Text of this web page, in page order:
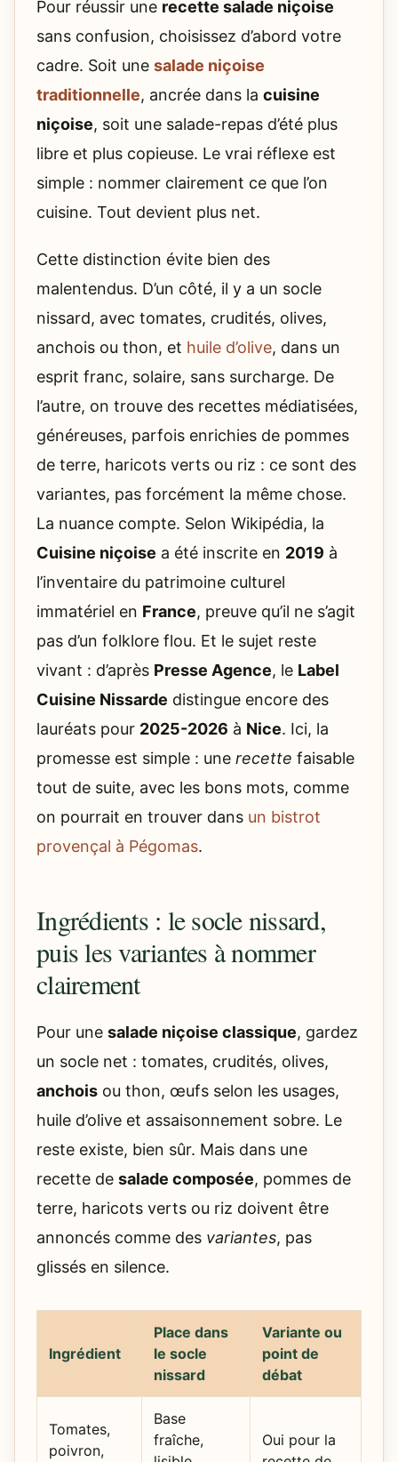
Pour réussir une recette salade niçoise
sans confusion, choisissez d’abord votre
cadre. Soit une salade niçoise
traditionnelle, ancrée dans la cuisine
niçoise, soit une salade-repas d’été plus
libre et plus copieuse. Le vrai réflexe est
simple : nommer clairement ce que l’on
cuisine. Tout devient plus net.
Cette distinction évite bien des
malentendus. D’un côté, il y a un socle
nissard, avec tomates, crudités, olives,
anchois ou thon, et huile d’olive, dans un
esprit franc, solaire, sans surcharge. De
l’autre, on trouve des recettes médiatisées,
généreuses, parfois enrichies de pommes
de terre, haricots verts ou riz : ce sont des
variantes, pas forcément la même chose.
La nuance compte. Selon Wikipédia, la
Cuisine niçoise a été inscrite en 2019 à
l’inventaire du patrimoine culturel
immatériel en France, preuve qu’il ne s’agit
pas d’un folklore flou. Et le sujet reste
vivant : d’après Presse Agence, le Label
Cuisine Nissarde distingue encore des
lauréats pour 2025-2026 à Nice. Ici, la
promesse est simple : une recette faisable
tout de suite, avec les bons mots, comme
on pourrait en trouver dans un bistrot
provençal à Pégomas.
Ingrédients : le socle nissard,
puis les variantes à nommer
clairement
Pour une salade niçoise classique, gardez
un socle net : tomates, crudités, olives,
anchois ou thon, œufs selon les usages,
huile d’olive et assaisonnement sobre. Le
reste existe, bien sûr. Mais dans une
recette de salade composée, pommes de
terre, haricots verts ou riz doivent être
annoncés comme des variantes, pas
glissés en silence.
Ingrédient
Place dans
le socle
nissard
Variante ou
point de
débat
Tomates,
poivron,
Base
fraîche,
Oui pour la